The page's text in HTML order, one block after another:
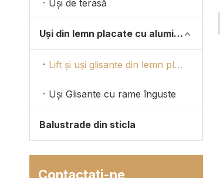
Uși de terasă
Uși din lemn placate cu aluminiu
Lift și uși glisante din lemn placat cu aluminiu
Uși Glisante cu rame înguste
Balustrade din sticla
Contactaţi-ne